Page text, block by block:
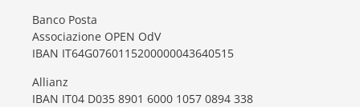
Banco Posta
Associazione OPEN OdV
IBAN IT64G0760115200000043640515
Allianz
IBAN IT04 D035 8901 6000 1057 0894 338